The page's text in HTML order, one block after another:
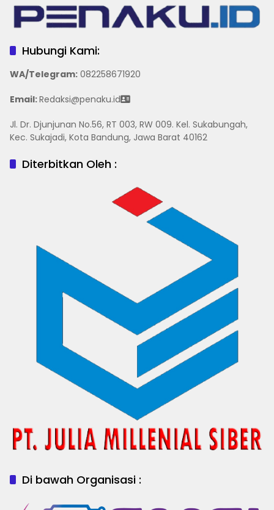
Hubungi Kami:
WA/Telegram: 082258671920
Email:Redaksi@penaku.id
Jl. Dr. Djunjunan No.56, RT 003, RW 009. Kel. Sukabungah,
Kec. Sukajadi, Kota Bandung, Jawa Barat 40162
Diterbitkan Oleh :
Di bawah Organisasi :